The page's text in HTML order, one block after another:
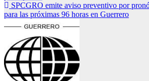
de
entradas
SPCGRO emite aviso preventivo por
para las próximas 96 horas en Guerrero